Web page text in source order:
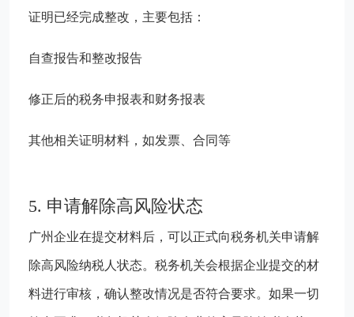
证明已经完成整改，主要包括：
自查报告和整改报告
修正后的税务申报表和财务报表
其他相关证明材料，如发票、合同等
5. 申请解除高风险状态
广州企业在提交材料后，可以正式向税务机关申请解
除高风险纳税人状态。税务机关会根据企业提交的材
料进行审核，确认整改情况是否符合要求。如果一切